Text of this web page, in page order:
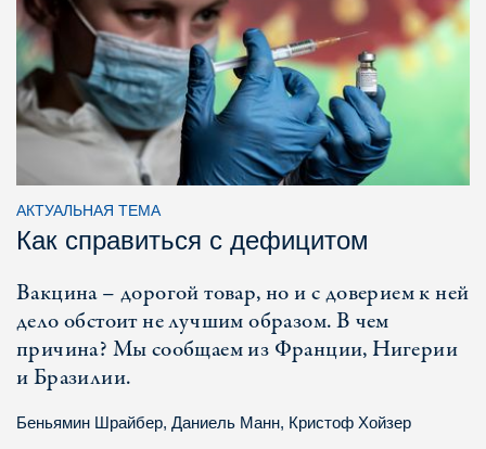
АКТУАЛЬНАЯ ТЕМА
Как справиться с дефицитом
Вакцина – дорогой товар, но и с доверием к ней
дело обстоит не лучшим образом. В чем
причина? Мы сообщаем из Франции, Нигерии
и Бразилии.
Беньямин Шрайбер, Даниель Манн, Кристоф Хойзер